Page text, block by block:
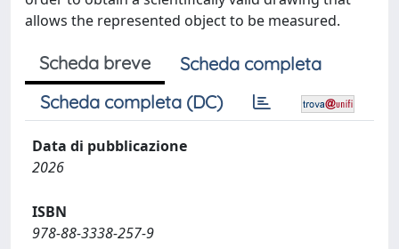
allows the represented object to be measured.
Scheda breve
Scheda completa
Scheda completa (DC)
Data di pubblicazione
2026
ISBN
978-88-3338-257-9